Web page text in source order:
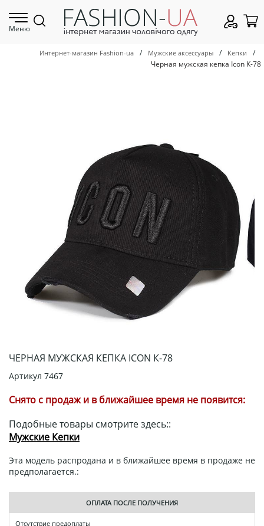
Меню
Интернет-магазин Fashion-ua / Мужские аксессуары / Кепки
/
Черная мужская кепка Icon К-78
ЧЕРНАЯ МУЖСКАЯ КЕПКА ICON К-78
Артикул 7467
Снято с продаж и в ближайшее время не появится:
Подобные товары смотрите здесь::
Мужские Кепки
Эта модель распродана и в ближайшее время в продаже не
предполагается.:
ОПЛАТА ПОСЛЕ ПОЛУЧЕНИЯ
Отсутствие предоплаты